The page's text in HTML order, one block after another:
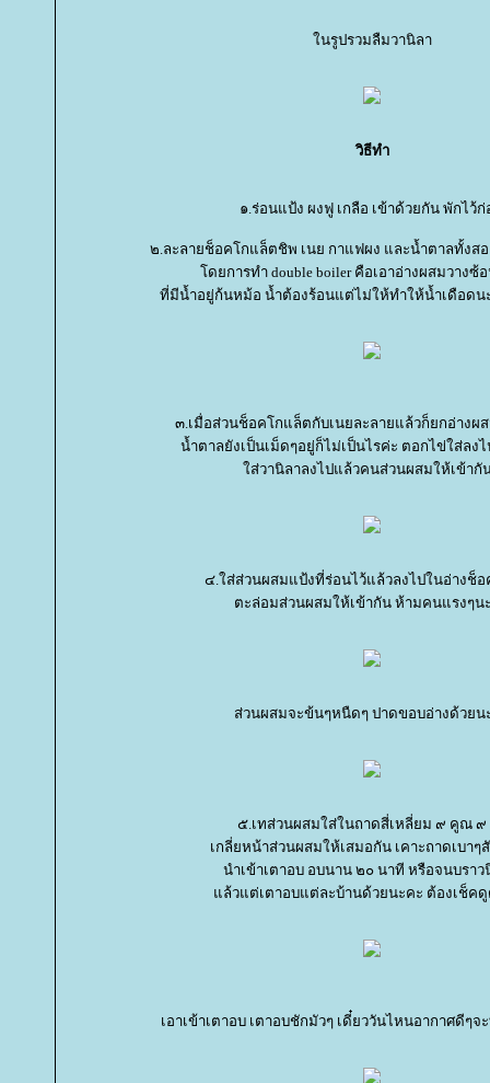
นรูปรวมลืมวานิลา
วิธีทำ
๑.ร่อนแป้ง ผงฟู เกลือ เข้าด้วยกัน พักไว้
๒.ละลายช็อคโกแล็ตชิพ เนย กาแฟผง และน้ำตาลทั้งส
ดยการทำ double boiler คือเอาอ่างผสมวางซ้
ที่มีน้ำอยู่ก้นหม้อ น้ำต้องร้อนแต่ไม่ให้ทำให้น้ำเดือดน
๓.เมื่อส่วนช็อคโกแล็ตกับเนยละลายแล้วก็ยกอ่างผ
น้ำตาลยังเป็นเม็ดๆอยู่ก็ไม่เป็นไรค่ะ ตอกไข่ใส่ลง
ส่วานิลาลงไปแล้วคนส่วนผสมให้เข้ากั
๔.ใส่ส่วนผสมแป้งที่ร่อนไว้แล้วลงไปในอ่างช็
ตะล่อมส่วนผสมให้เข้ากัน ห้ามคนแรงๆน
ส่วนผสมจะข้นๆหนืดๆ ปาดขอบอ่างด้วยน
๕.เทส่วนผสมใส่ในถาดสี่เหลี่ยม ๙ คูณ ๙
เกลี่ยหน้าส่วนผสมให้เสมอกัน เคาะถาดเบาๆ
นำเข้าเตาอบ อบนาน ๒๐ นาที หรือจนบรา
ล้วแต่เตาอบแต่ละบ้านด้วยนะคะ ต้องเช็คดู
เอาเข้าเตาอบ เตาอบชักมัวๆ เดี๋ยววันไหนอากาศดีๆจ